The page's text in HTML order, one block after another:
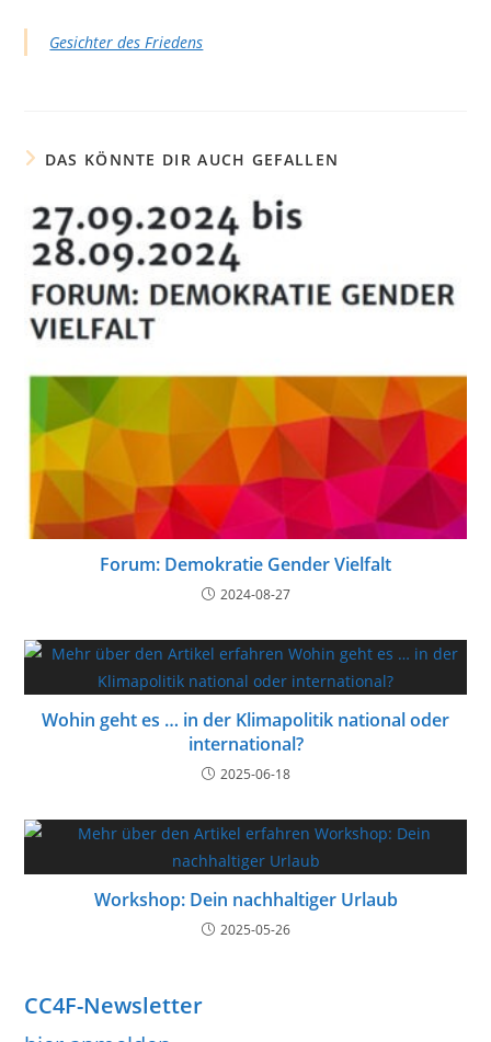
Gesichter des Friedens
DAS KÖNNTE DIR AUCH GEFALLEN
Forum: Demokratie Gender Vielfalt
2024-08-27
Wohin geht es … in der Klimapolitik national oder
international?
2025-06-18
Workshop: Dein nachhaltiger Urlaub
2025-05-26
CC4F-Newsletter